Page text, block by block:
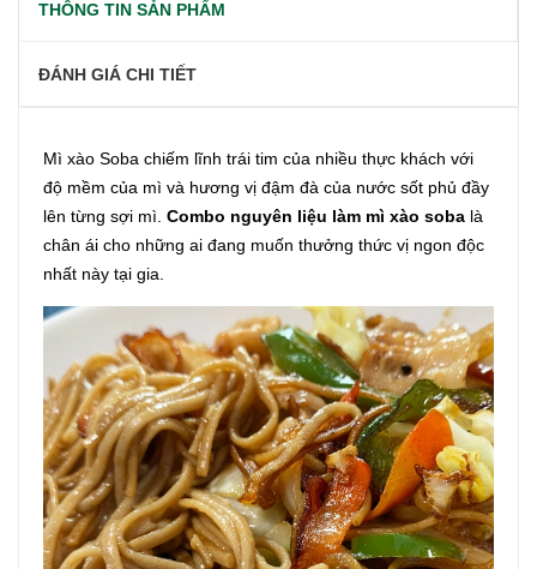
THÔNG TIN SẢN PHẨM
ĐÁNH GIÁ CHI TIẾT
Mì xào Soba chiếm lĩnh trái tim của nhiều thực khách với
độ mềm của mì và hương vị đậm đà của nước sốt phủ đầy
lên từng sợi mì. Combo nguyên liệu làm mì xào soba là
chân ái cho những ai đang muốn thưởng thức vị ngon độc
nhất này tại gia.